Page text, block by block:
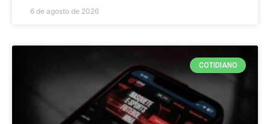
6 de agosto de 2026
COTIDIANO